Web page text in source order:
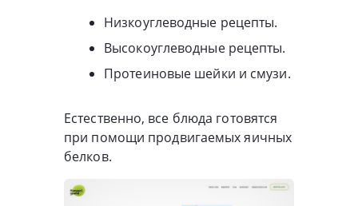
Низкоуглеводные рецепты.
Высокоуглеводные рецепты.
Протеиновые шейки и смузи.
Естественно, все блюда готовятся
при помощи продвигаемых яичных
белков.